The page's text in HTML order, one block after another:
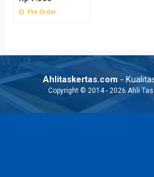
Pre Order
Ahlitaskertas.com -
Copyright © 2014 - 2026 Ahli